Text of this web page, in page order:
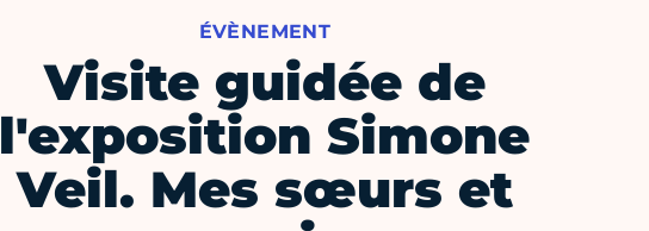
ÉVÈNEMENT
Visite guidée de
l'exposition Simone
Veil. Mes sœurs et